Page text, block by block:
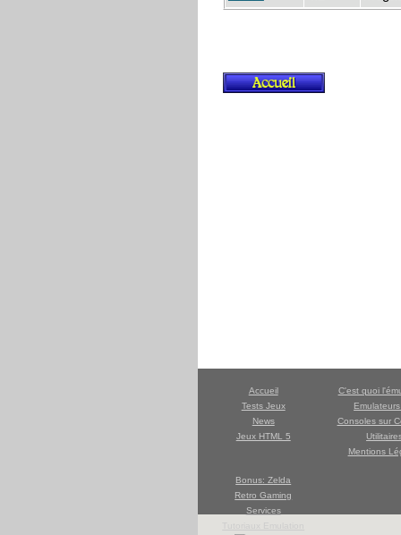
Accueil
Tests Jeux
News
Jeux HTML 5
C'est quoi
Consoles sur
Mentions
Bonus: Zelda
Retro Gaming
Services